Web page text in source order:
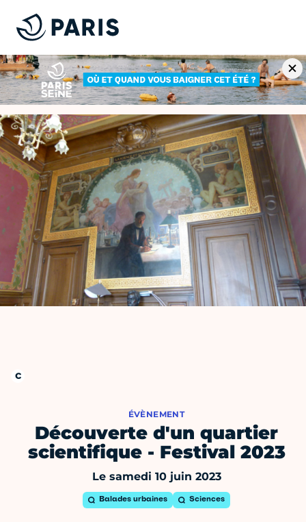
ÉVÈNEMENT
Découverte d'un quartier
scientifique - Festival 2023
Le samedi 10 juin 2023
Balades urbaines Sciences